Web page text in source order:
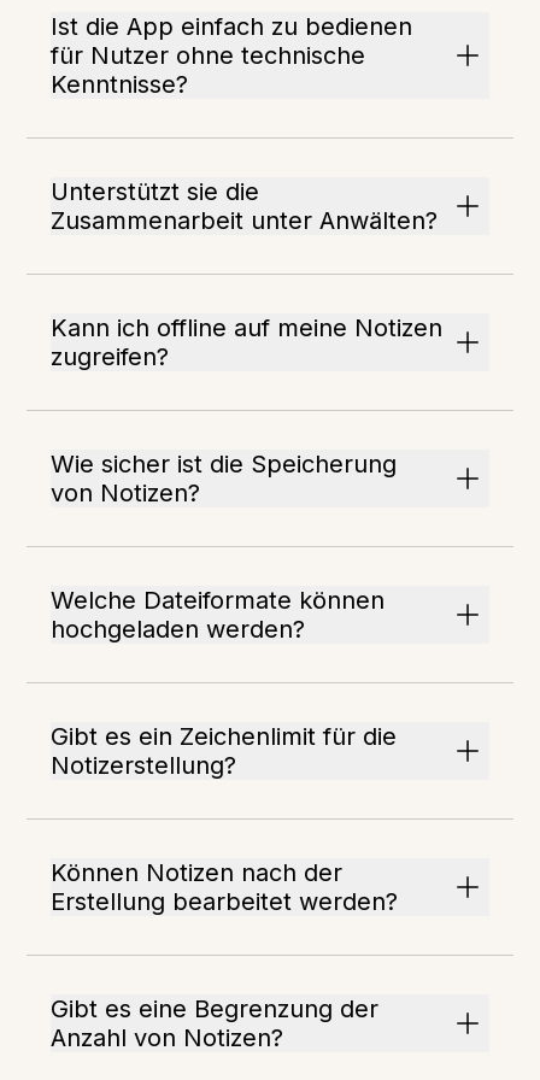
Ist die App einfach zu bedienen
für Nutzer ohne technische
Kenntnisse?
Unterstützt sie die
Zusammenarbeit unter Anwälten?
Kann ich offline auf meine Notizen
zugreifen?
Wie sicher ist die Speicherung
von Notizen?
Welche Dateiformate können
hochgeladen werden?
Gibt es ein Zeichenlimit für die
Notizerstellung?
Können Notizen nach der
Erstellung bearbeitet werden?
Gibt es eine Begrenzung der
Anzahl von Notizen?